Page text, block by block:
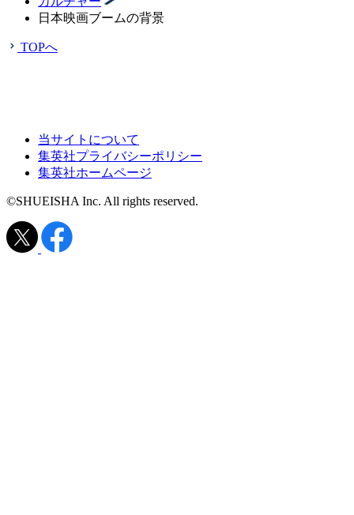
日本映画ブームの背景
TOPへ
当サイトについて
集英社プライバシーポリシー
集英社ホームページ
©SHUEISHA Inc. All rights reserved.